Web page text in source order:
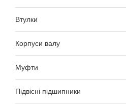
Втулки
Корпуси валу
Муфти
Підвісні підшипники